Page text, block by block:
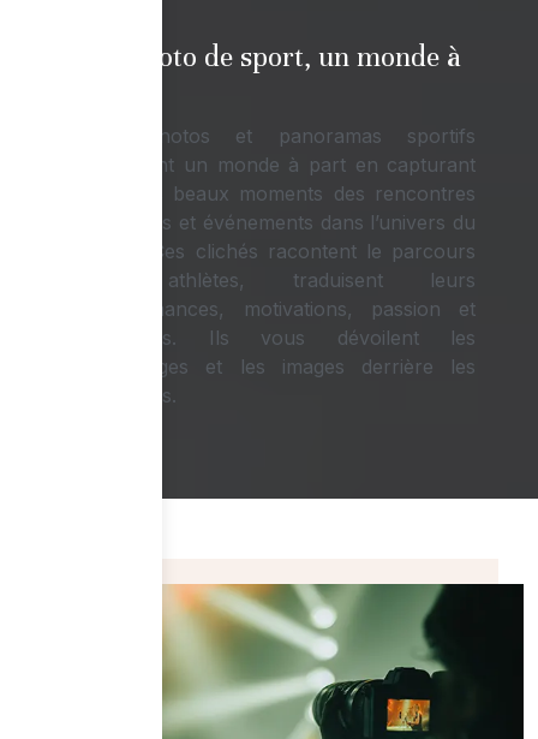
La photo de sport, un monde à
Les photos et panoramas sportifs
évoquent un monde à part en capturant
les plus beaux moments des rencontres
sportives et événements dans l’univers du
sport. Ces clichés racontent le parcours
des athlètes, traduisent leurs
performances, motivations, passion et
émotions. Ils vous dévoilent les
reportages et les images derrière les
coulisses.